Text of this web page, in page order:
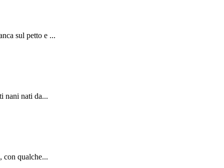
sul petto e ...
nani nati da...
con qualche...